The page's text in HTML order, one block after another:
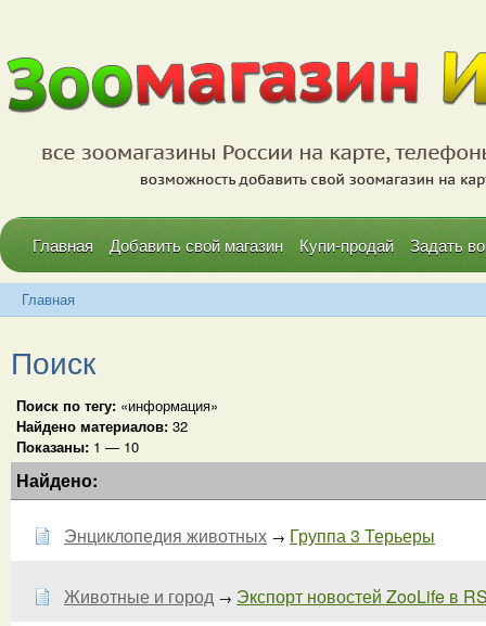
Главная Добавить свой магазин Купи-продай Задать
Главная
Поиск
Поиск по тегу: «информация»
Найдено материалов: 32
Показаны: 1 — 10
Найдено:
Энциклопедия животных → Группа 3 Терьеры
Животные и город → Экспорт новостей ZooLife в